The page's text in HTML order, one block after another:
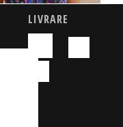
LIVRARE